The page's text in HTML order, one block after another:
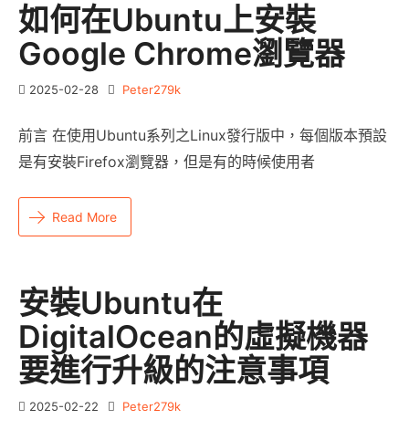
如何在Ubuntu上安裝
Google Chrome瀏覽器
2025-02-28 Peter279k
前言 在使用Ubuntu系列之Linux發行版中，每個版本預設
是有安裝Firefox瀏覽器，但是有的時候使用者
Read More
安裝Ubuntu在
DigitalOcean的虛擬機器
要進行升級的注意事項
2025-02-22 Peter279k